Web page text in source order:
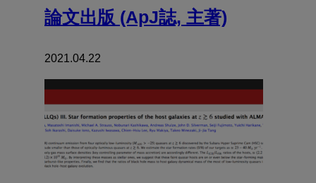
論文出版 (ApJ誌, 主著)
2021.04.22